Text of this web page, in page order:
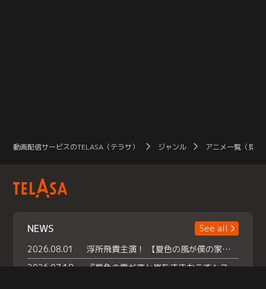
動画配信サービスのTELASA（テラサ） ジャンル アニメ一覧（見放
NEWS
See all
2026.08.01
浮所飛貴主演！ 【夏色の風が僕の家にやってきた】 本日よりテラサで独占配信スタート！
2026.07.18
『夏色の雲が恋と嵐をまきおこす』スペシャルメイキング 【Part1】2026年７月18日（土）23時30分～配信スタート！話題のシーンの裏側を大公開！豪華キャスト大集合！ 『武宮家 真夏の家族会議』開催！